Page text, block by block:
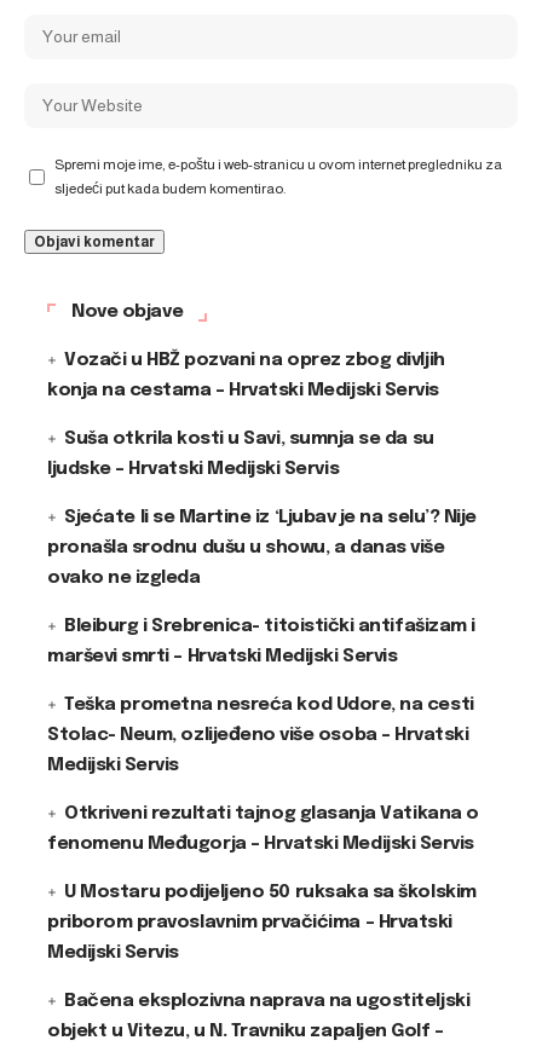
Spremi moje ime, e-poštu i web-stranicu u ovom internet pregledniku za
sljedeći put kada budem komentirao.
Nove objave
Vozači u HBŽ pozvani na oprez zbog divljih
konja na cestama – Hrvatski Medijski Servis
Suša otkrila kosti u Savi, sumnja se da su
ljudske – Hrvatski Medijski Servis
Sjećate li se Martine iz ‘Ljubav je na selu’? Nije
pronašla srodnu dušu u showu, a danas više
ovako ne izgleda
Bleiburg i Srebrenica- titoistički antifašizam i
marševi smrti – Hrvatski Medijski Servis
Teška prometna nesreća kod Udore, na cesti
Stolac- Neum, ozlijeđeno više osoba – Hrvatski
Medijski Servis
Otkriveni rezultati tajnog glasanja Vatikana o
fenomenu Međugorja – Hrvatski Medijski Servis
U Mostaru podijeljeno 50 ruksaka sa školskim
priborom pravoslavnim prvačićima – Hrvatski
Medijski Servis
Bačena eksplozivna naprava na ugostiteljski
objekt u Vitezu, u N. Travniku zapaljen Golf –